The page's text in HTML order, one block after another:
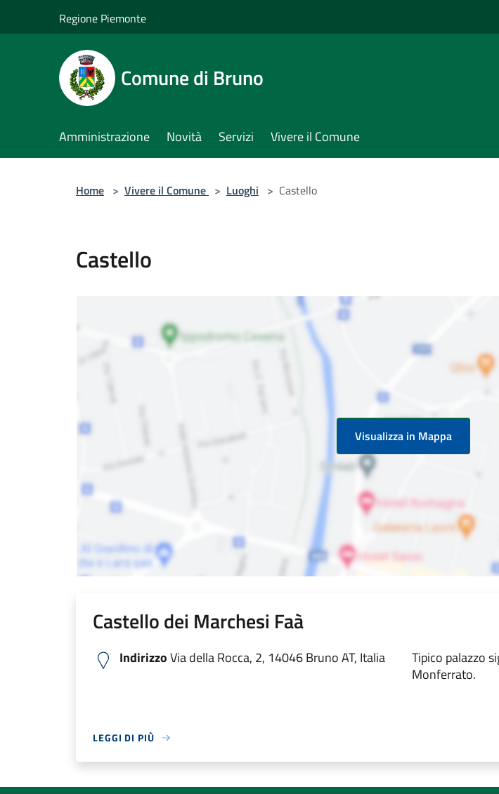
Regione Piemonte
Comune di Bruno
Amministrazione Novità Servizi Vivere il Comune
Home > Vivere il Comune > Luoghi > Castello
Castello
Visualizza in Mappa
Castello dei Marchesi Faà
IndirizzoVia della Rocca, 2, 14046 Bruno AT, Italia
Tipico palazzo
Monferrato.
LEGGI DI PIÙ